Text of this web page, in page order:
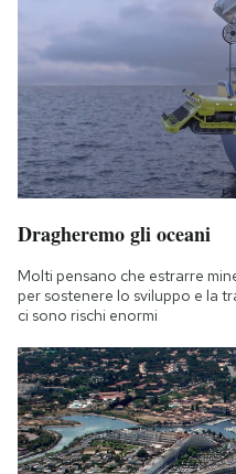
Dragheremo gli oceani
Molti pensano che estrarre
per sostenere lo sviluppo e la
ci sono rischi enormi